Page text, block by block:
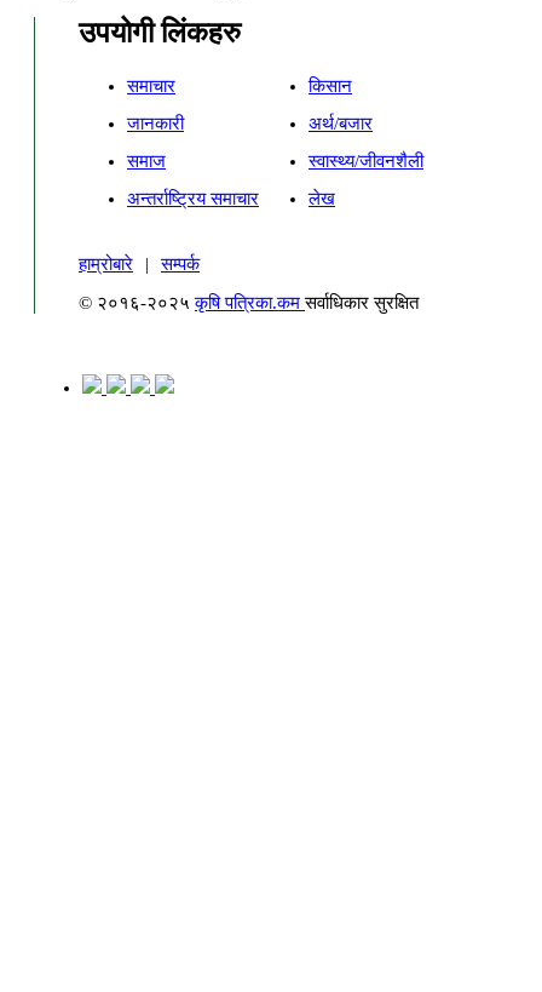
उपयोगी लिंकहरु
समाचार
किसान
जानकारी
अर्थ/बजार
समाज
स्वास्थ्य/जीवनशैली
अन्तर्राष्ट्रिय समाचार
लेख
हाम्रोबारे |
सम्पर्क
© २०१६-२०२५कृषि पत्रिका.कमसर्वाधिकार सुरक्षित